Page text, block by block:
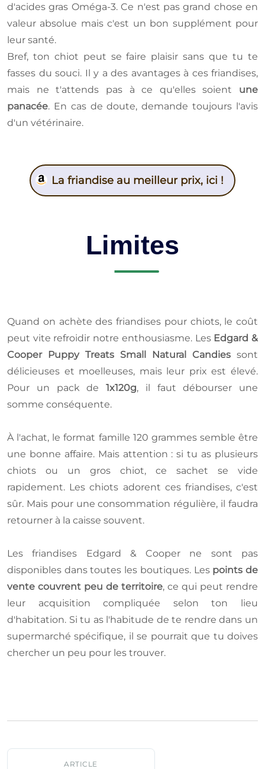
d'acides gras Oméga-3. Ce n'est pas grand chose en
valeur absolue mais c'est un bon supplément pour
leur santé.
Bref, ton chiot peut se faire plaisir sans que tu te
fasses du souci. Il y a des avantages à ces friandises,
mais ne t'attends pas à ce qu'elles soient une
panacée. En cas de doute, demande toujours l'avis
d'un vétérinaire.
La friandise au meilleur prix, ici !
Limites
Quand on achète des friandises pour chiots, le coût
peut vite refroidir notre enthousiasme. Les Edgard &
Cooper Puppy Treats Small Natural Candies sont
délicieuses et moelleuses, mais leur prix est élevé.
Pour un pack de 1x120g, il faut débourser une
somme conséquente.
À l'achat, le format famille 120 grammes semble être
une bonne affaire. Mais attention : si tu as plusieurs
chiots ou un gros chiot, ce sachet se vide
rapidement. Les chiots adorent ces friandises, c'est
sûr. Mais pour une consommation régulière, il faudra
retourner à la caisse souvent.
Les friandises Edgard & Cooper ne sont pas
disponibles dans toutes les boutiques. Les points de
vente couvrent peu de territoire, ce qui peut rendre
leur acquisition compliquée selon ton lieu
d'habitation. Si tu as l'habitude de te rendre dans un
supermarché spécifique, il se pourrait que tu doives
chercher un peu pour les trouver.
ARTICLE